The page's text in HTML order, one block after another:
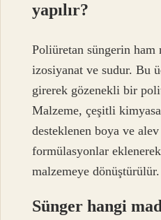
yapılır?
Poliüretan süngerin
izosiyanat ve sudur. Bu
girerek gözenekli bir
Malzeme, çeşitli
desteklenen boya ve
formülasyonlar
malzemeye dönüştürülür.
Sünger hangi